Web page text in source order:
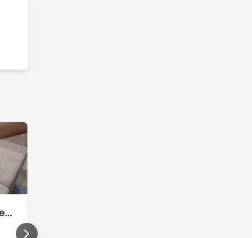
Renova Clean Higienização Premium de Estofados